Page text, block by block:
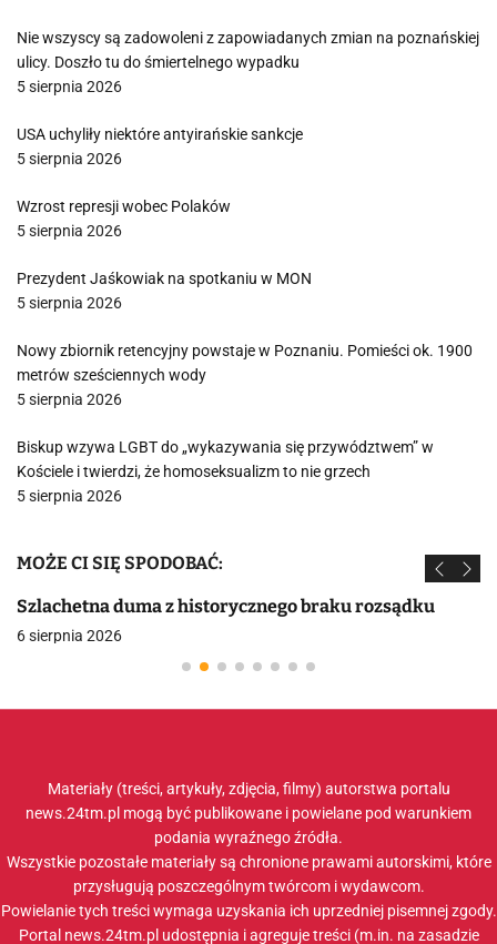
Nie wszyscy są zadowoleni z zapowiadanych zmian na poznańskiej
ulicy. Doszło tu do śmiertelnego wypadku
5 sierpnia 2026
USA uchyliły niektóre antyirańskie sankcje
5 sierpnia 2026
Wzrost represji wobec Polaków
5 sierpnia 2026
Prezydent Jaśkowiak na spotkaniu w MON
5 sierpnia 2026
Nowy zbiornik retencyjny powstaje w Poznaniu. Pomieści ok. 1900
metrów sześciennych wody
5 sierpnia 2026
Biskup wzywa LGBT do „wykazywania się przywództwem” w
Kościele i twierdzi, że homoseksualizm to nie grzech
5 sierpnia 2026
MOŻE CI SIĘ SPODOBAĆ:
Szlachetna duma z historycznego braku rozsądku
6 sierpnia 2026
Materiały (treści, artykuły, zdjęcia, filmy) autorstwa portalu
news.24tm.pl mogą być publikowane i powielane pod warunkiem
podania wyraźnego źródła.
Wszystkie pozostałe materiały są chronione prawami autorskimi, które
przysługują poszczególnym twórcom i wydawcom.
Powielanie tych treści wymaga uzyskania ich uprzedniej pisemnej zgody.
Portal news.24tm.pl udostępnia i agreguje treści (m.in. na zasadzie